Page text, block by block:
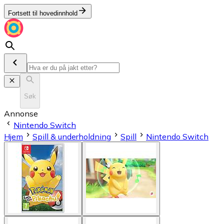
Fortsett til hovedinnhold
Søk
Annonse
Nintendo Switch
Hjem
Spill & underholdning Spill Nintendo Switch